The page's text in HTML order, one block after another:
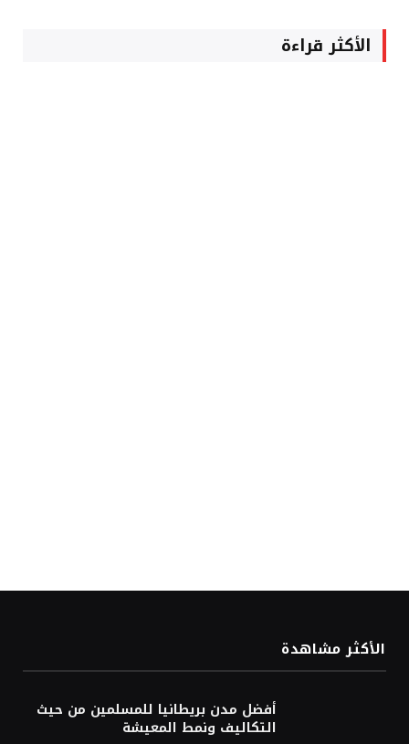
الأكثر قراءة
الأكثر مشاهدة
أفضل مدن بريطانيا للمسلمين من حيث
التكاليف ونمط المعيشة